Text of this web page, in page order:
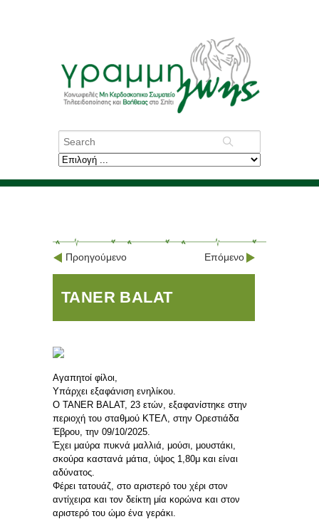
Προηγούμενο Επόμενο
TANER BALAT
Αγαπητοί φίλοι,
Υπάρχει εξαφάνιση ενηλίκου.
Ο TANER BALAT, 23 ετών, εξαφανίστηκε στην
περιοχή του σταθμού ΚΤΕΛ, στην Ορεστιάδα
Έβρου, την 09/10/2025.
Έχει μαύρα πυκνά μαλλιά, μούσι, μουστάκι,
σκούρα καστανά μάτια, ύψος 1,80μ και είναι
αδύνατος.
Φέρει τατουάζ, στο αριστερό του χέρι στον
αντίχειρα και τον δείκτη μία κορώνα και στον
αριστερό του ώμο ένα γεράκι.